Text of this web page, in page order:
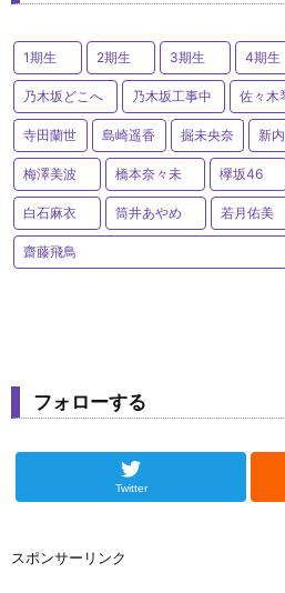
1期生 2期生 3期生 4期生
乃木坂どこへ 乃木坂工事中 佐々木
寺田蘭世 島崎遥香 掘未央奈 新
梅澤美波 橋本奈々未 欅坂46
白石麻衣 筒井あやめ 若月佑美
齋藤飛鳥
フォローする
Twitter
スポンサーリンク